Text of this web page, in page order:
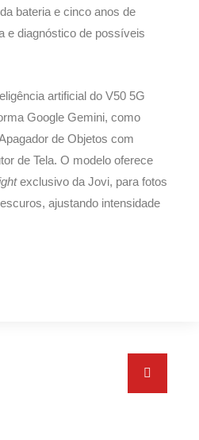
bateria e cinco anos de
e diagnóstico de possíveis
artificial do V50 5G
Google Gemini, como
de Objetos com
de Tela. O modelo oferece
exclusivo da Jovi, para fotos
ajustando intensidade